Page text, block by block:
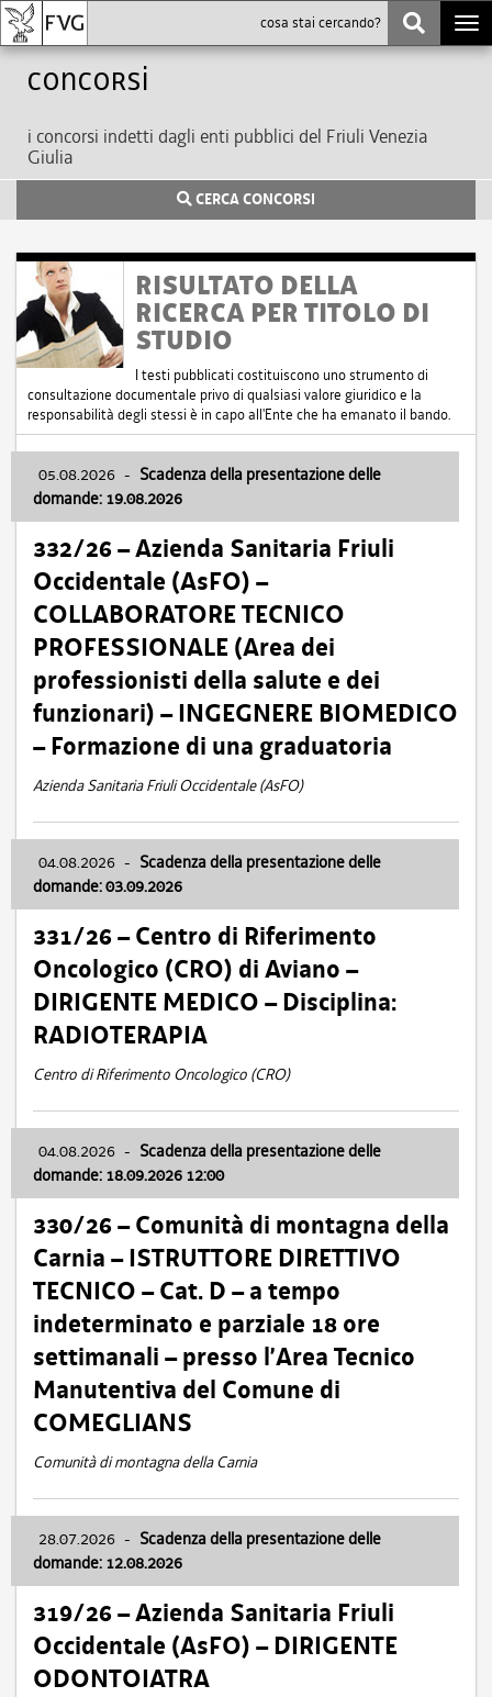
Concorsi
i concorsi indetti dagli enti pubblici del Friuli Venezia
Giulia
CERCA CONCORSI
RISULTATO DELLA
RICERCA PER TITOLO DI
STUDIO
I testi pubblicati costituiscono uno strumento di
consultazione documentale privo di qualsiasi valore giuridico e la
responsabilità degli stessi è in capo all'Ente che ha emanato il bando.
05.08.2026 - Scadenza della presentazione delle
domande: 19.08.2026
332/26 – Azienda Sanitaria Friuli
Occidentale (AsFO) –
COLLABORATORE TECNICO
PROFESSIONALE (Area dei
professionisti della salute e dei
funzionari) – INGEGNERE BIOMEDICO
– Formazione di una graduatoria
Azienda Sanitaria Friuli Occidentale (AsFO)
04.08.2026 - Scadenza della presentazione delle
domande: 03.09.2026
331/26 – Centro di Riferimento
Oncologico (CRO) di Aviano –
DIRIGENTE MEDICO – Disciplina:
RADIOTERAPIA
Centro di Riferimento Oncologico (CRO)
04.08.2026 - Scadenza della presentazione delle
domande: 18.09.2026 12:00
330/26 – Comunità di montagna della
Carnia – ISTRUTTORE DIRETTIVO
TECNICO – Cat. D – a tempo
indeterminato e parziale 18 ore
settimanali – presso l’Area Tecnico
Manutentiva del Comune di
COMEGLIANS
Comunità di montagna della Carnia
28.07.2026 - Scadenza della presentazione delle
domande: 12.08.2026
319/26 – Azienda Sanitaria Friuli
Occidentale (AsFO) – DIRIGENTE
ODONTOIATRA